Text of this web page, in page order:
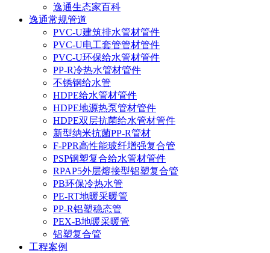
逸通生态家百科
逸通常规管道
PVC-U建筑排水管材管件
PVC-U电工套管管材管件
PVC-U环保给水管材管件
PP-R冷热水管材管件
不锈钢给水管
HDPE给水管材管件
HDPE地源热泵管材管件
HDPE双层抗菌给水管材管件
新型纳米抗菌PP-R管材
F-PPR高性能玻纤增强复合管
PSP钢塑复合给水管材管件
RPAP5外层熔接型铝塑复合管
PB环保冷热水管
PE-RT地暖采暖管
PP-R铝塑稳态管
PEX-B地暖采暖管
铝塑复合管
工程案例